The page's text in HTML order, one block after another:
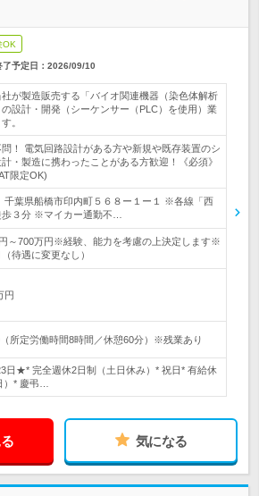
OK
了予定日： 2026/09/10
社が製造販売する「バイオ関連機器（染色体解析
設計・開発（シーケンサー（PLC）を使用）業
。
！ 電気回路設計がある方や新規や既存装置のシ
・製造に携わったことがある方歓迎！《必須》
限定OK)
千葉県船橋市印内町５６８ー１ー１ ※各線「西
歩３分 ※マイカー通勤不…
～700万円※経験、能力を考慮の上決定します※
待遇に変更なし）
円
所定労働時間8時間／休憩60分）※残業あり
日★* 完全週休2日制（土日休み）* 祝日* 有給休
）* 慶弔…
気になる